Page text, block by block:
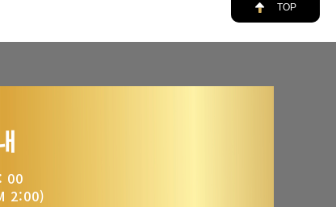
TOP
00
2:00)